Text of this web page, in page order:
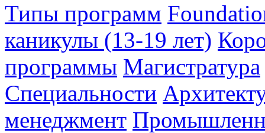
Типы программ
каникулы (13-19 лет)
программы Магистратура
Специальности
менеджмент